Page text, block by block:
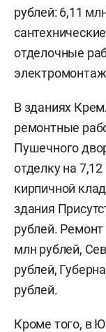
рублей: 6,11
отделочные
В зданиях
ремонтные
Пушечного
отделку на
кирпичной
здания
рублей.
млн рублей,
рублей,
рублей.
Кроме того, в